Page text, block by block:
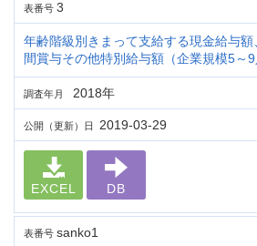
表番号 3
年齢階級別きまって支給する現金給与
間賞与その他特別給与額（企業規模5～9
調査年月 2018年
公開（更新）日 2019-03-29
EXCEL DB
表番号 sanko1